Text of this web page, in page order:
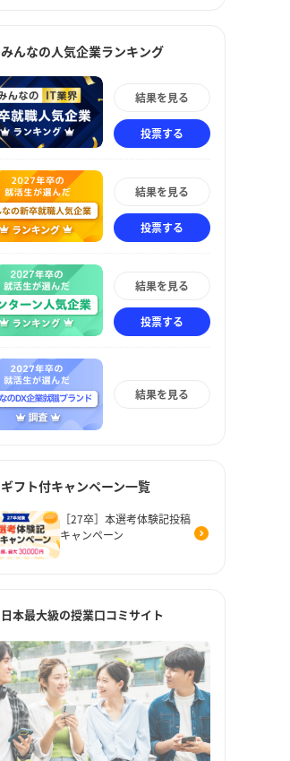
みんなの人気企業ランキング
結果を見る
投票する
結果を見る
投票する
結果を見る
投票する
結果を見る
ギフト付キャンペーン一覧
［27卒］本選考体験記投稿
キャンペーン
日本最大級の授業口コミサイト